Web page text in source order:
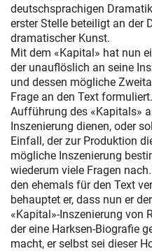
deutschsprachigen
erster Stelle beteiligt an der
dramatischer Kunst.
Mit dem «Kapital» hat nun
der unauflöslich an seine
und dessen mögliche
Frage an den Text
Aufführung des «Kapitals»
Inszenierung dienen, oder
Einfall, der zur Produktion
mögliche Inszenierung
wiederum viele Fragen
den ehemals für den Text
behauptet er, dass nun er
«Kapital»-Inszenierung von
der eine Harksen-Biografie
macht, er selbst sei dieser